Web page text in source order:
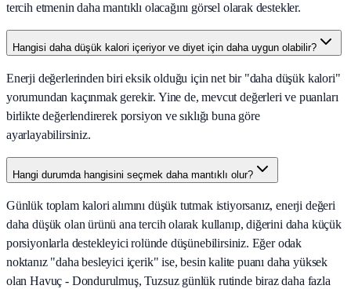
tercih etmenin daha mantıklı olacağını görsel olarak destekler.
Hangisi daha düşük kalori içeriyor ve diyet için daha uygun olabilir?
Enerji değerlerinden biri eksik olduğu için net bir "daha düşük kalori"
yorumundan kaçınmak gerekir. Yine de, mevcut değerleri ve puanları
birlikte değerlendirerek porsiyon ve sıklığı buna göre
ayarlayabilirsiniz.
Hangi durumda hangisini seçmek daha mantıklı olur?
Günlük toplam kalori alımını düşük tutmak istiyorsanız, enerji değeri
daha düşük olan ürünü ana tercih olarak kullanıp, diğerini daha küçük
porsiyonlarla destekleyici rolünde düşünebilirsiniz. Eğer odak
noktanız "daha besleyici içerik" ise, besin kalite puanı daha yüksek
olan Havuç - Dondurulmuş, Tuzsuz günlük rutinde biraz daha fazla